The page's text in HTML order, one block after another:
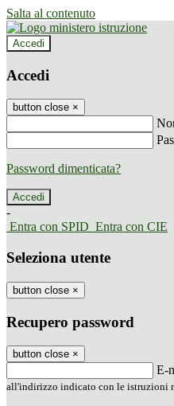
Salta al contenuto
Accedi
Accedi
button close ×
Password dimenticata?
-
Entra con SPID Entra con CIE
Seleziona utente
button close ×
Recupero password
button close ×
E-
all'indirizzo indicato con le istruzioni